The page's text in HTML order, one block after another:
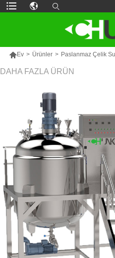
Ev > Ürünler > Paslanmaz Çelik
DAHA FAZLA ÜRÜN